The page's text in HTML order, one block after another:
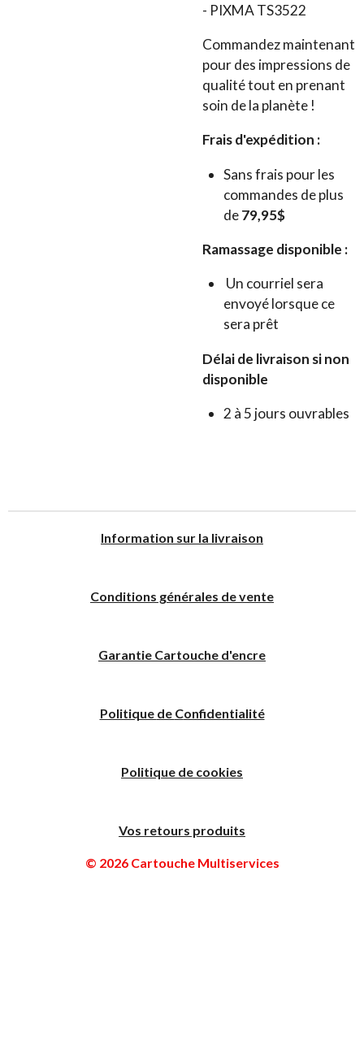
- PIXMA TS3522
Commandez maintenant
pour des impressions de
qualité tout en prenant
soin de la planète !
Frais d'expédition :
Sans frais pour les
commandes de plus
de79,95$
Ramassage disponible :
Un courriel sera
envoyé lorsque ce
sera prêt
Délai de livraison si non
disponible
2 à 5 jours ouvrables
Information sur la livraison
Conditions générales de vente
Garantie Cartouche d'encre
Politique de Confidentialité
Politique de cookies
Vos retours produits
© 2026 Cartouche Multiservices